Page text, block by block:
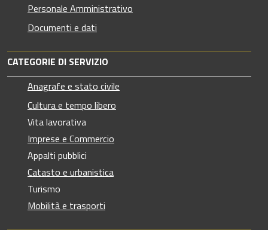
Personale Amministrativo
Documenti e dati
CATEGORIE DI SERVIZIO
Anagrafe e stato civile
Cultura e tempo libero
Vita lavorativa
Imprese e Commercio
Appalti pubblici
Catasto e urbanistica
Turismo
Mobilità e trasporti